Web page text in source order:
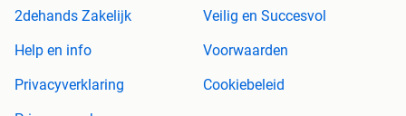
2dehands Zakelijk
Veilig en Succesvol
Help en info
Voorwaarden
Privacyverklaring
Cookiebeleid